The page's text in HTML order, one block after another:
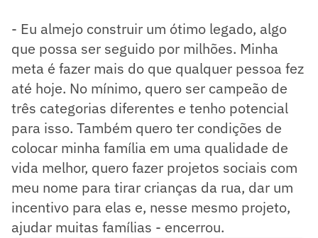
- Eu almejo construir um ótimo legado, algo
que possa ser seguido por milhões. Minha
meta é fazer mais do que qualquer pessoa fez
até hoje. No mínimo, quero ser campeão de
três categorias diferentes e tenho potencial
para isso. Também quero ter condições de
colocar minha família em uma qualidade de
vida melhor, quero fazer projetos sociais com
meu nome para tirar crianças da rua, dar um
incentivo para elas e, nesse mesmo projeto,
ajudar muitas famílias - encerrou.